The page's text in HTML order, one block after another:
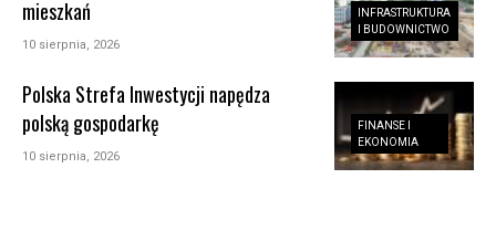
INFRASTRUKTURA
I BUDOWNICTWO
mieszkań
10 sierpnia, 2026
FINANSE I
EKONOMIA
Polska Strefa Inwestycji napędza
polską gospodarkę
10 sierpnia, 2026